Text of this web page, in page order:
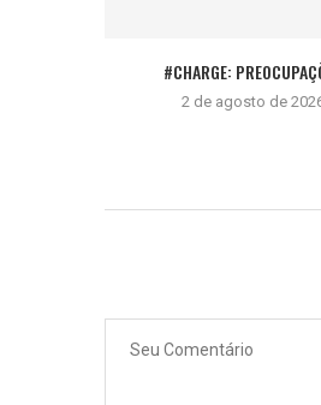
#CHARGE:
2 de agosto de